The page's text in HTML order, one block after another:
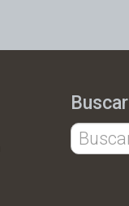
Buscar